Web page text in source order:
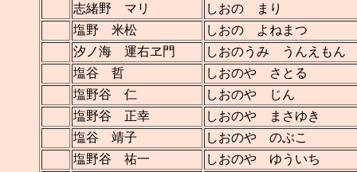
志緒野 マリ
しおの まり
塩野 米松
しおの よねまつ
汐ノ海 運右ヱ門
しおのうみ うんえもん
塩谷 哲
しおのや さとる
塩野谷 仁
しおのや じん
塩野谷 正幸
しおのや まさゆき
塩谷 靖子
しおのや のぶこ
塩野谷 祐一
しおのや ゆういち